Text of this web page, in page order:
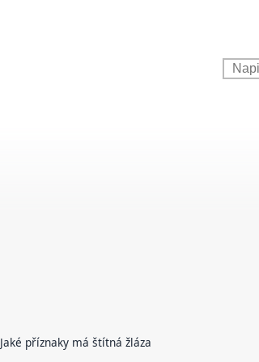
Jaké příznaky má štítná žláza